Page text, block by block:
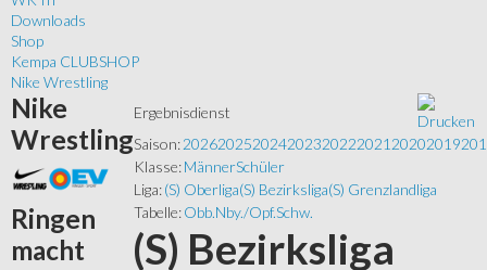
Downloads
Shop
Kempa CLUBSHOP
Nike Wrestling
Ergebnisdienst
Saison:202620252024202320222021 20202019
Klasse:MännerSchüler
Liga:(S) Oberliga(S) Bezirksliga(S) Grenzlandliga
Tabelle:Obb.Nby./Opf.Schw.
(S) Bezirksliga
Nike
Wrestling
Ringen
macht